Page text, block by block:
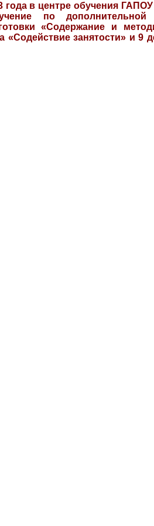
года в центре обучения
по дополнительной
«Содержание и
«Содействие занятости» и 9